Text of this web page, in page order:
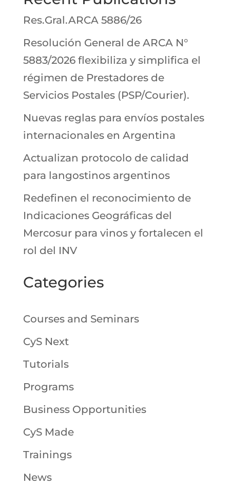
Res.Gral.ARCA 5886/26
Resolución General de ARCA N°
5883/2026 flexibiliza y simplifica el
régimen de Prestadores de
Servicios Postales (PSP/Courier).
Nuevas reglas para envíos postales
internacionales en Argentina
Actualizan protocolo de calidad
para langostinos argentinos
Redefinen el reconocimiento de
Indicaciones Geográficas del
Mercosur para vinos y fortalecen el
rol del INV
Categories
Courses and Seminars
CyS Next
Tutorials
Programs
Business Opportunities
CyS Made
Trainings
News